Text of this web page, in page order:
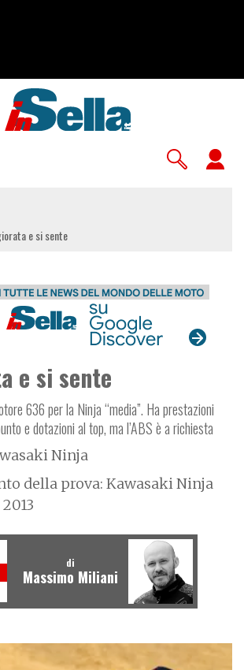
e si sente
e si sente
636 per la Ninja “media”. Ha prestazioni
e dotazioni al top, ma l’ABS è a richiesta
Ninja
della prova: Kawasaki Ninja
di
Massimo Miliani